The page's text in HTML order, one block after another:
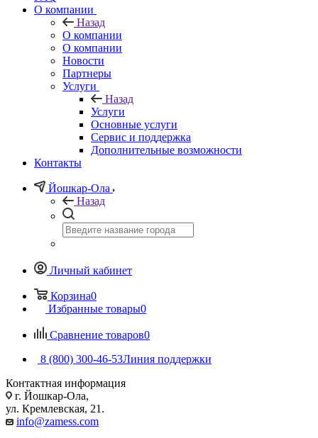
О компании
Назад
О компании
О компании
Новости
Партнеры
Услуги
Назад
Услуги
Основные услуги
Сервис и поддержка
Дополнительные возможности
Контакты
Йошкар-Ола
Назад
Личный кабинет
Корзина0
Избранные товары0
Сравнение товаров0
8 (800) 300-46-53Линия поддержки
Контактная информация
г. Йошкар-Ола,
ул. Кремлевская, 21.
info@zamess.com